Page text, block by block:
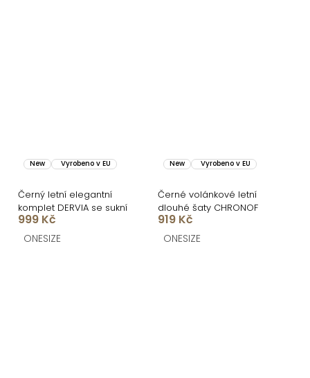
New Vyrobeno v EU
Černý letní elegantní
komplet DERVIA se sukní
999 Kč
ONESIZE
New Vyrobeno v EU
Černé volánkové letní
dlouhé šaty CHRONOF
919 Kč
ONESIZE